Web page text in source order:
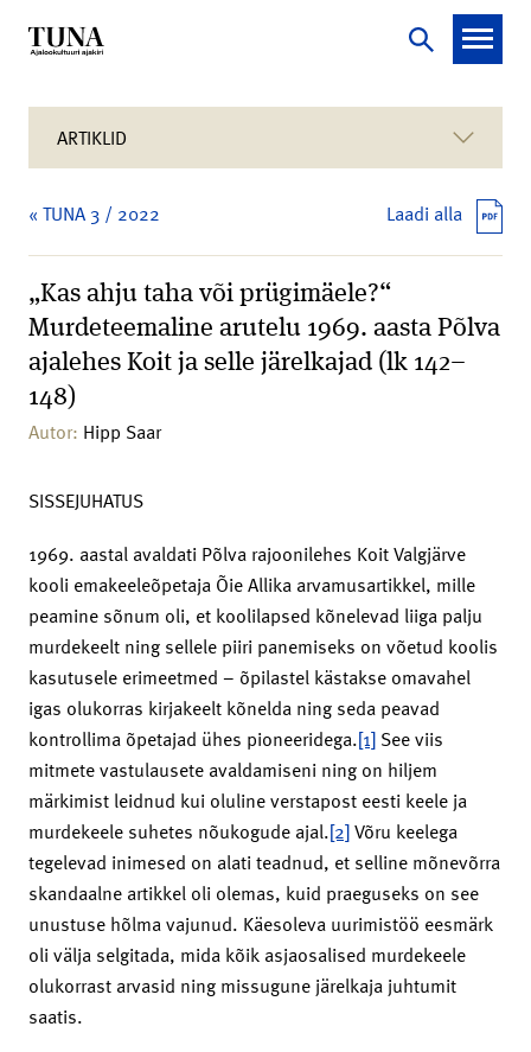
ARTIKLID
« TUNA 3 / 2022 Laadi alla
„Kas ahju taha või prügimäele?“
Murdeteemaline arutelu 1969. aasta Põlva
ajalehes Koit ja selle järelkajad (lk 142–
148)
Autor: Hipp Saar
SISSEJUHATUS
1969. aastal avaldati Põlva rajoonilehes Koit Valgjärve
kooli emakeeleõpetaja Õie Allika arvamusartikkel, mille
peamine sõnum oli, et koolilapsed kõnelevad liiga palju
murdekeelt ning sellele piiri panemiseks on võetud koolis
kasutusele erimeetmed – õpilastel kästakse omavahel
igas olukorras kirjakeelt kõnelda ning seda peavad
kontrollima õpetajad ühes pioneeridega.[1] See viis
mitmete vastulausete avaldamiseni ning on hiljem
märkimist leidnud kui oluline verstapost eesti keele ja
murdekeele suhetes nõukogude ajal.[2]Võru keelega
tegelevad inimesed on alati teadnud, et selline mõnevõrra
skandaalne artikkel oli olemas, kuid praeguseks on see
unustuse hõlma vajunud. Käesoleva uurimistöö eesmärk
oli välja selgitada, mida kõik asjaosalised murdekeele
olukorrast arvasid ning missugune järelkaja juhtumit
saatis.